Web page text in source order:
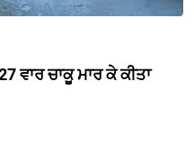
ਵਾਰ ਚਾਕੂ ਮਾਰ ਕੇ ਕੀਤਾ